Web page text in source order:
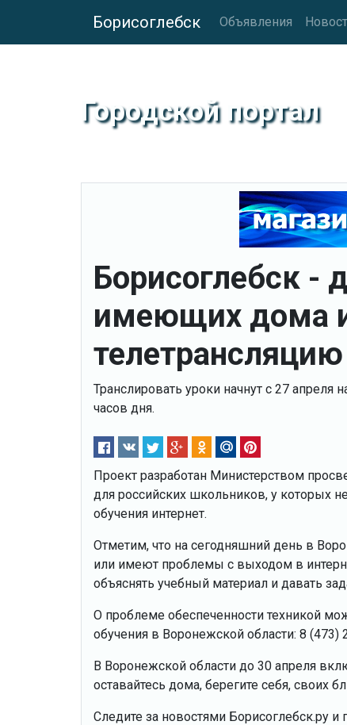
Борисоглебск Объявления
Городской портал
Борисоглебск -
имеющих дома
Транслировать уроки начнут с 27
часов дня.
Проект разработан Министерством
для российских школьников, у которых
обучения интернет.
Отметим, что на сегодняшний день в
или имеют проблемы с выходом в
объяснять учебный материал и давать
О проблеме обеспеченности техникой
обучения в Воронежской области: 8 (473)
В Воронежской области до 30 апреля
оставайтесь дома, берегите себя, своих
Следите за новостями Борисоглебск.ру